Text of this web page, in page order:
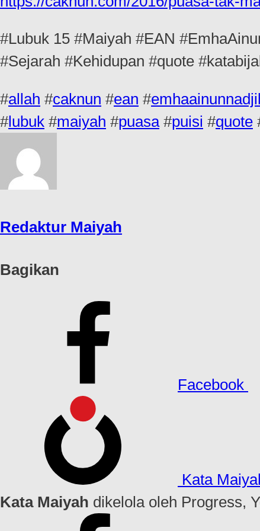
#Lubuk 15 #Maiyah #EAN
#Sejarah #Kehidupan #quote
#allah #caknun #ean #
#lubuk #maiyah #puasa#puisi #quote
Redaktur Maiyah
Bagikan
Facebook
Kata
Kata Maiyah dikelola oleh Progress,